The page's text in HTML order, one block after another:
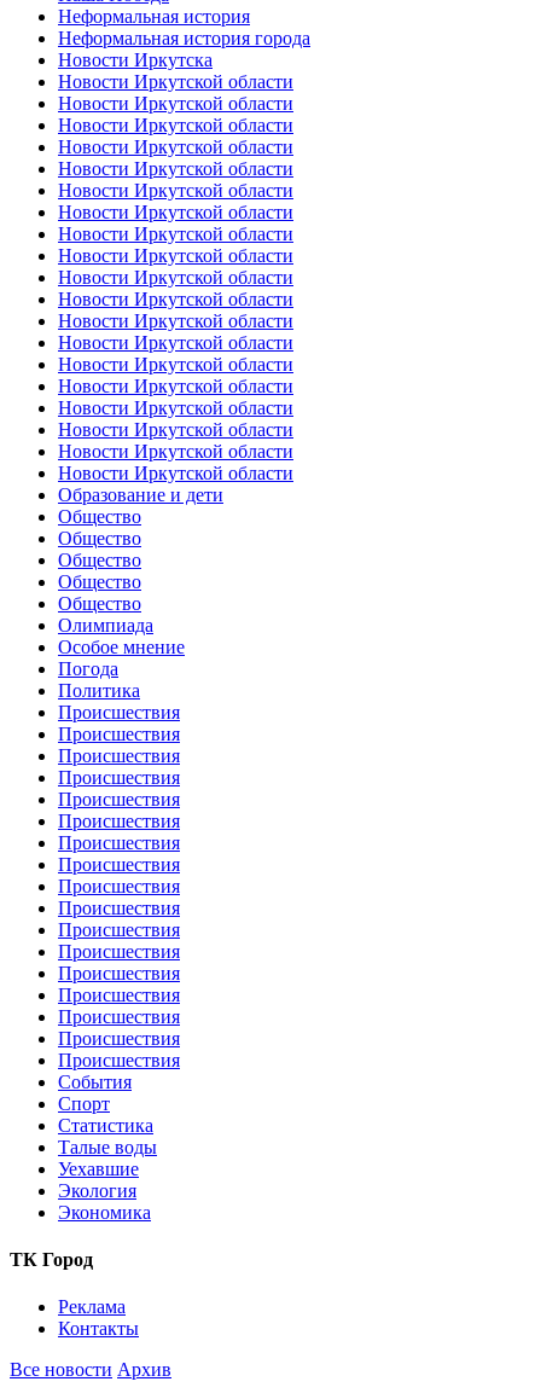
Неформальная история
Неформальная история города
Новости Иркутска
Новости Иркутской области
Новости Иркутской области
Новости Иркутской области
Новости Иркутской области
Новости Иркутской области
Новости Иркутской области
Новости Иркутской области
Новости Иркутской области
Новости Иркутской области
Новости Иркутской области
Новости Иркутской области
Новости Иркутской области
Новости Иркутской области
Новости Иркутской области
Новости Иркутской области
Новости Иркутской области
Новости Иркутской области
Новости Иркутской области
Новости Иркутской области
Образование и дети
Общество
Общество
Общество
Общество
Общество
Олимпиада
Особое мнение
Погода
Политика
Происшествия
Происшествия
Происшествия
Происшествия
Происшествия
Происшествия
Происшествия
Происшествия
Происшествия
Происшествия
Происшествия
Происшествия
Происшествия
Происшествия
Происшествия
Происшествия
Происшествия
События
Спорт
Статистика
Талые воды
Уехавшие
Экология
Экономика
ТК Город
Реклама
Контакты
Все новости Архив